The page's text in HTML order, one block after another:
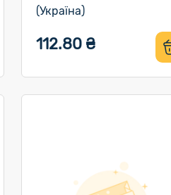
(Україна)
112.80 ₴